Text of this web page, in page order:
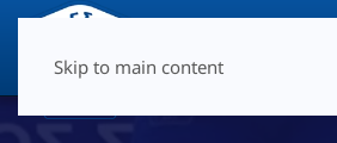
Skip to main content